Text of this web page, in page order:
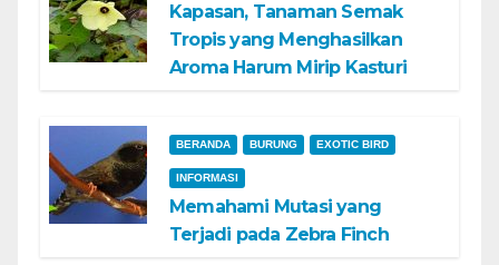
Kapasan, Tanaman Semak
Tropis yang Menghasilkan
Aroma Harum Mirip Kasturi
BERANDA BURUNG EXOTIC BIRD
INFORMASI
Memahami Mutasi yang
Terjadi pada Zebra Finch